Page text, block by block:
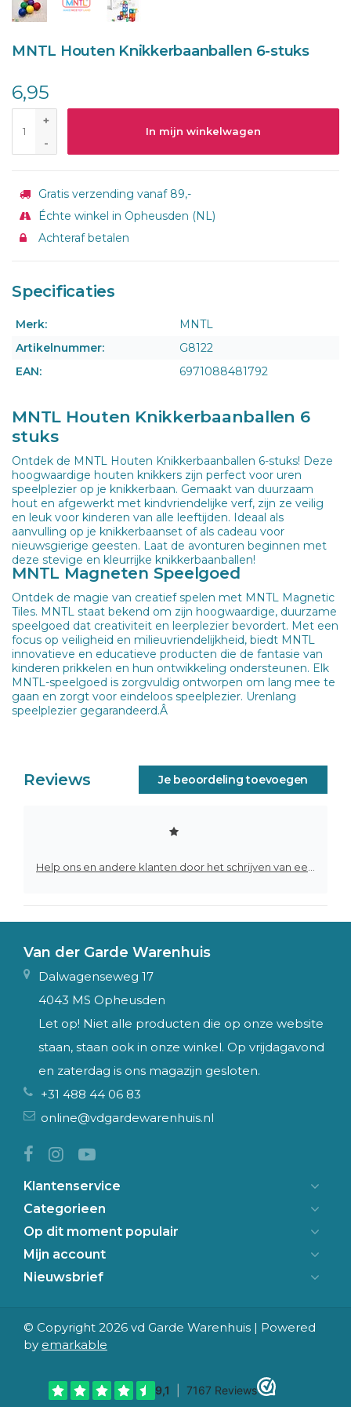
MNTL Houten Knikkerbaanballen 6-stuks
6,95
+
-
In mijn winkelwagen
Gratis verzending vanaf 89,-
Échte winkel in Opheusden (NL)
Achteraf betalen
Specificaties
Merk:
MNTL
Artikelnummer:
G8122
EAN:
6971088481792
MNTL Houten Knikkerbaanballen 6
stuks
Ontdek de MNTL Houten Knikkerbaanballen 6-stuks! Deze
hoogwaardige houten knikkers zijn perfect voor uren
speelplezier op je knikkerbaan. Gemaakt van duurzaam
hout en afgewerkt met kindvriendelijke verf, zijn ze veilig
en leuk voor kinderen van alle leeftijden. Ideaal als
aanvulling op je knikkerbaanset of als cadeau voor
nieuwsgierige geesten. Laat de avonturen beginnen met
deze stevige en kleurrijke knikkerbaanballen!
MNTL Magneten Speelgoed
Ontdek de magie van creatief spelen met MNTL Magnetic
Tiles. MNTL staat bekend om zijn hoogwaardige, duurzame
speelgoed dat creativiteit en leerplezier bevordert. Met een
focus op veiligheid en milieuvriendelijkheid, biedt MNTL
innovatieve en educatieve producten die de fantasie van
kinderen prikkelen en hun ontwikkeling ondersteunen. Elk
MNTL-speelgoed is zorgvuldig ontworpen om lang mee te
gaan en zorgt voor eindeloos speelplezier. Urenlang
speelplezier gegarandeerd.Â
Reviews Je beoordeling toevoegen
Van der Garde Warenhuis
Dalwagenseweg 17
4043 MS Opheusden
Let op! Niet alle producten die op onze website
staan, staan ook in onze winkel. Op vrijdagavond
en zaterdag is ons magazijn gesloten.
+31 488 44 06 83
online@vdgardewarenhuis.nl
Klantenservice
Categorieen
Op dit moment populair
Mijn account
Nieuwsbrief
© Copyright 2026 vd Garde Warenhuis | Powered
by emarkable